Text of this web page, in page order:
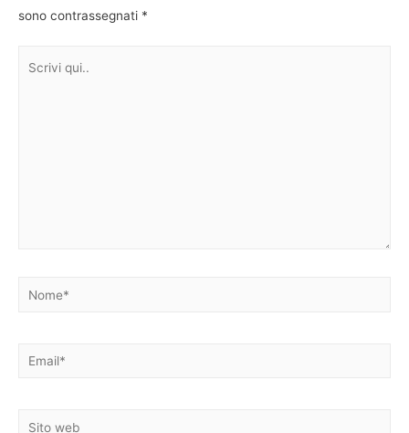
sono contrassegnati *
Nome*
Email*
Sito